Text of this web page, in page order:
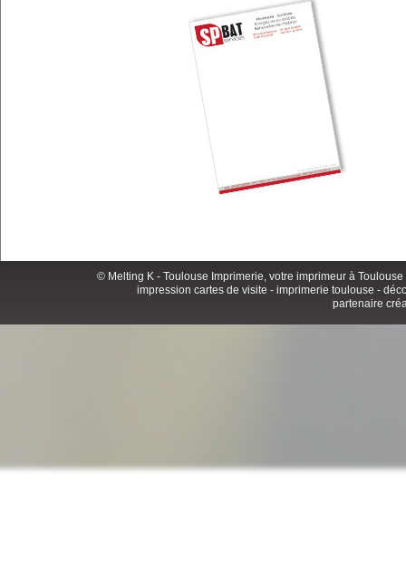
© Melting K - Toulouse Imprimerie, votre imprimeur à
impression cartes de visite - imprimerie toulouse -
partenaire